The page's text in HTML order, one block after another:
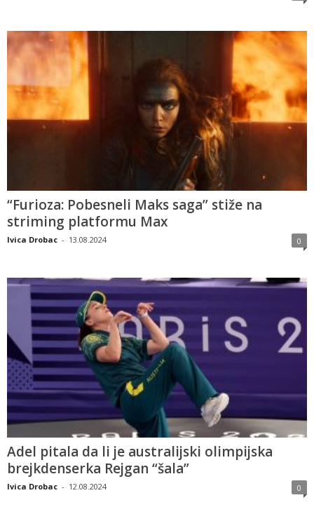
“Furioza: Pobesneli Maks saga” stiže na
striming platformu Max
Ivica Drobac - 13.08.2024 0
Adel pitala da li je australijski olimpijska
brejkdenserka Rejgan “šala”
Ivica Drobac - 12.08.2024 0